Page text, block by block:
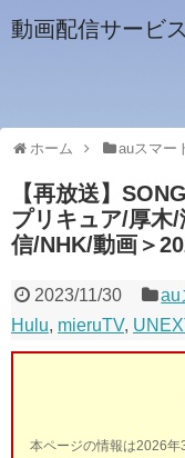
動画配信サービ
ホーム auスマー
【再放送】
プリキュア/厚木
信/NHK/動画＞
2023/11/30 au
Hulu, mieruTV,
本ページの情報は2026年